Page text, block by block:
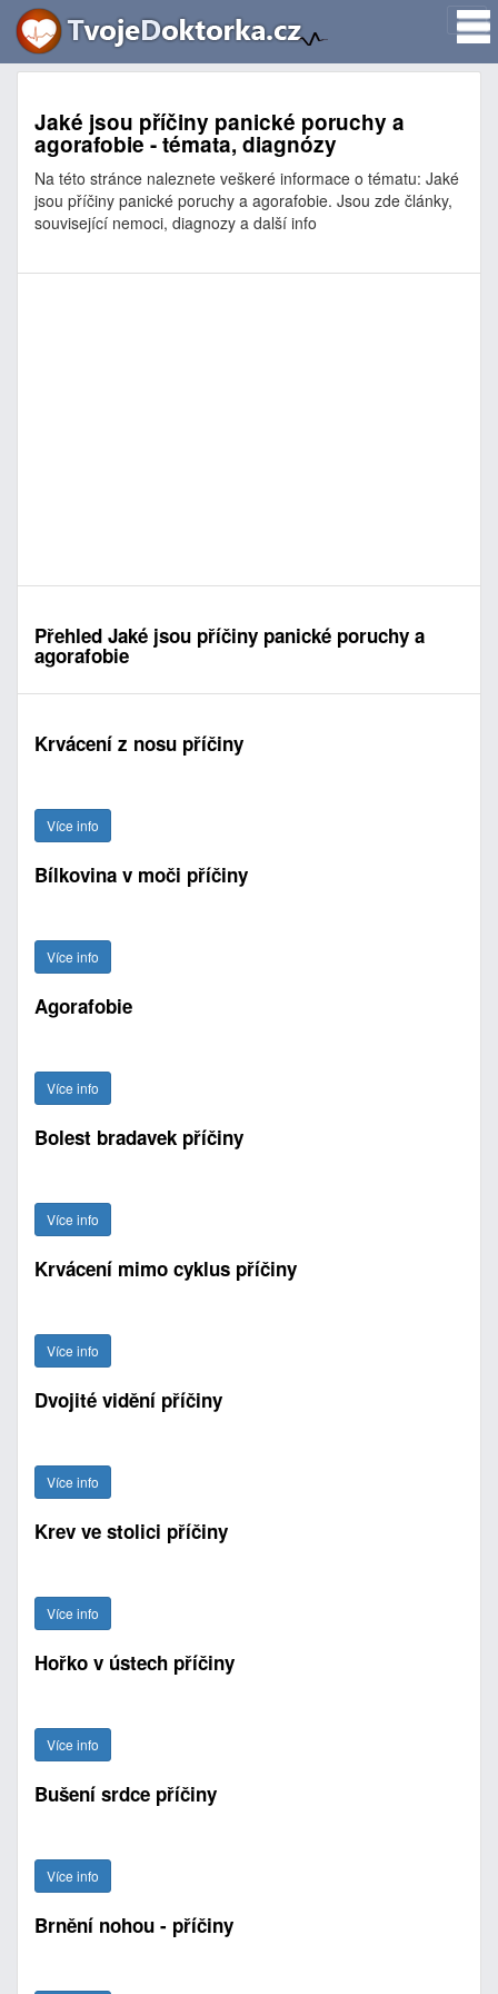
Jaké jsou příčiny panické poruchy a
agorafobie - témata, diagnózy
Na této stránce naleznete veškeré informace o tématu: Jaké
jsou příčiny panické poruchy a agorafobie. Jsou zde články,
související nemoci, diagnozy a další info
Přehled Jaké jsou příčiny panické poruchy a
agorafobie
Krvácení z nosu příčiny
Více info
Bílkovina v moči příčiny
Více info
Agorafobie
Více info
Bolest bradavek příčiny
Více info
Krvácení mimo cyklus příčiny
Více info
Dvojité vidění příčiny
Více info
Krev ve stolici příčiny
Více info
Hořko v ústech příčiny
Více info
Bušení srdce příčiny
Více info
Brnění nohou - příčiny